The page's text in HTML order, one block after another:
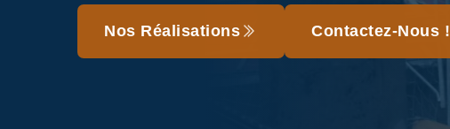
Nos Réalisations Contactez-Nous !